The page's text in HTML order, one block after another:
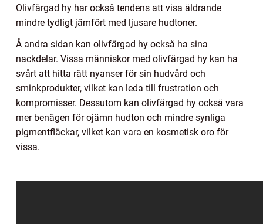
Olivfärgad hy har också tendens att visa åldrande
mindre tydligt jämfört med ljusare hudtoner.
Å andra sidan kan olivfärgad hy också ha sina
nackdelar. Vissa människor med olivfärgad hy kan ha
svårt att hitta rätt nyanser för sin hudvård och
sminkprodukter, vilket kan leda till frustration och
kompromisser. Dessutom kan olivfärgad hy också vara
mer benägen för ojämn hudton och mindre synliga
pigmentfläckar, vilket kan vara en kosmetisk oro för
vissa.